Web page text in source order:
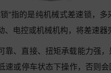
”指的是纯机械式差速锁，
、电控或机械机构，将差速
靠、直接、扭矩承载能力强
速或停车状态下操作，否则